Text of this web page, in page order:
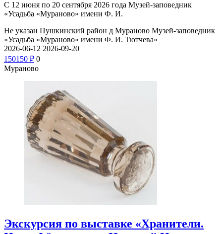
С 12 июня по 20 сентября 2026 года Музей-заповедник
«Усадьба «Мураново» имени Ф. И.
Не указан Пушкинский район д Мураново Музей-заповедник
«Усадьба «Мураново» имени Ф. И. Тютчева»
2026-06-12 2026-09-20
150150 ₽ 0
Мураново
Экскурсия по выставке «Хранители.